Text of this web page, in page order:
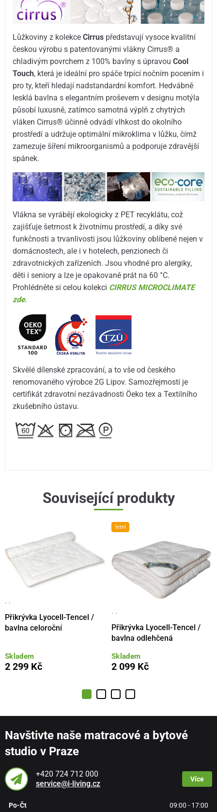
Lůžkoviny z kolekceCirrus představují vysoce kvalitní
českou výrobu s patentovanými vlákny Cirrus® a
chladivým povrchem z 100% bavlny s úpravouCool
Touch, která je ideální pro spáče trpící nočním pocením i
pro ty, kteří hledají nadstandardní komfort. Hedvábně
lesklá bavlna s elegantním proševem v designu motýla
působí luxusně, zatímco samotná výplň z chytrých
vláken Cirrus® účinně odvádí vlhkost do okolního
prostředí a udržuje optimální mikroklima v lůžku, čímž
zamezuje šíření mikroorganismů a podporuje zdravější
spánek.
Vlákna se vyrábějí ekologicky z PET recyklátu, což
zajišťuje šetrnost k životnímu prostředí, a díky své
funkčnosti a trvanlivosti jsou lůžkoviny oblíbené nejen v
domácnostech, ale i v hotelech, penzionech či
zdravotnických zařízeních. Jsou vhodné pro alergiky,
děti i seniory a lze je opakovaně prát na 60 °C.
Prohlédněte si celou kolekci CIRRUS MICROCLIMATE
zde.
Skvělé dílenské zpracování, a to vše od českého
renomovaného výrobce 2G Lipov. Samozřejmostí je
certifikát zdravotní nezávadnosti Öeko tex a Textilního
zkušebního ústavu.
Související produkty
· ·
Přikrývka Lyocell-Tencel /
bavlna celoroční
Skladem
2 299 Kč
letní
· ·
Přikrývka Lyocell-Tencel /
bavlna odlehčená
Skladem
2 099 Kč
Navštivte naše matracové a bytové
studio v Praze
+420 724 712 000
service@i-living.cz
Více
Po-Čt 09:00 - 17:00